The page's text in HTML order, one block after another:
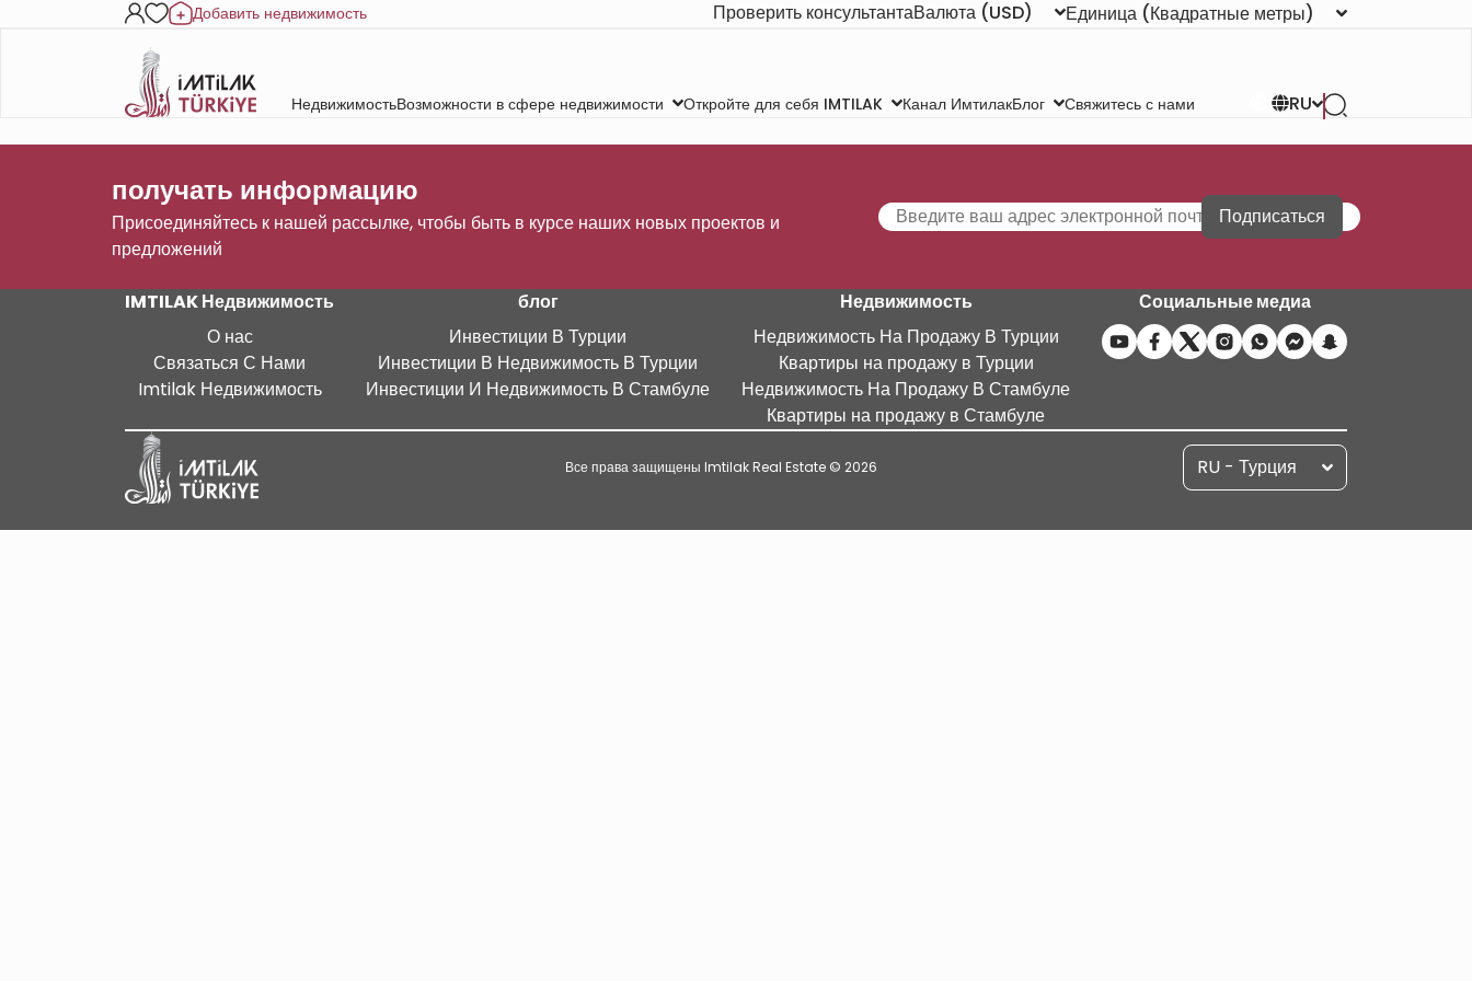
Добавить недвижимость Проверить консультантаВалюта (USD) Единица (Квадратные метры)
НедвижимостьВозможности в сфере недвижимости Откройте для себя IMTILAK Канал ИмтилакБлог Свяжитесь с нами RU
получать информацию
Присоединяйтесь к нашей рассылке, чтобы быть в курсе наших новых проектов и
предложений
Подписаться
IMTILAK Недвижимость
О нас
Связаться С Нами
Imtilak Недвижимость
блог
Инвестиции В Турции
Инвестиции В Недвижимость В Турции
Инвестиции И Недвижимость В Стамбуле
Недвижимость
Недвижимость На Продажу В Турции
Квартиры на продажу в Турции
Недвижимость На Продажу В Стамбуле
Квартиры на продажу в Стамбуле
Социальные медиа
Все права защищены Imtilak Real Estate © 2026 RU - Турция